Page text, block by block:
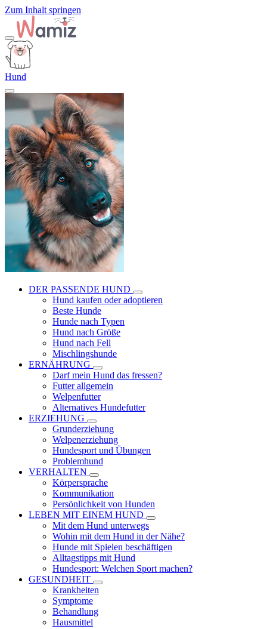
Zum Inhalt springen
Hund
DER PASSENDE HUND
Hund kaufen oder adoptieren
Beste Hunde
Hunde nach Typen
Hund nach Größe
Hund nach Fell
Mischlingshunde
ERNÄHRUNG
Darf mein Hund das fressen?
Futter allgemein
Welpenfutter
Alternatives Hundefutter
ERZIEHUNG
Grunderziehung
Welpenerziehung
Hundesport und Übungen
Problemhund
VERHALTEN
Körpersprache
Kommunikation
Persönlichkeit von Hunden
LEBEN MIT EINEM HUND
Mit dem Hund unterwegs
Wohin mit dem Hund in der Nähe?
Hunde mit Spielen beschäftigen
Alltagstipps mit Hund
Hundesport: Welchen Sport machen?
GESUNDHEIT
Krankheiten
Symptome
Behandlung
Hausmittel